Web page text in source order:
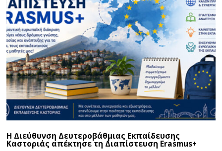
Η Διεύθυνση Δευτεροβάθμιας Εκπαίδευσης
Καστοριάς απέκτησε τη Διαπίστευση Erasmus+